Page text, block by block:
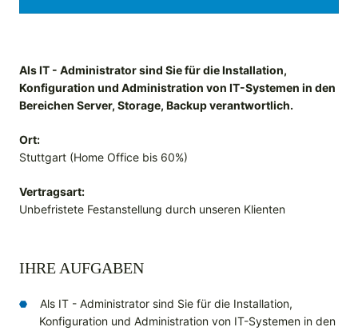
Als IT - Administrator sind Sie für die Installation,
Konfiguration und Administration von IT-Systemen in den
Bereichen Server, Storage, Backup verantwortlich.
Ort:
Stuttgart (Home Office bis 60%)
Vertragsart:
Unbefristete Festanstellung durch unseren Klienten
IHRE AUFGABEN
Als IT - Administrator sind Sie für die Installation,
Konfiguration und Administration von IT-Systemen in den